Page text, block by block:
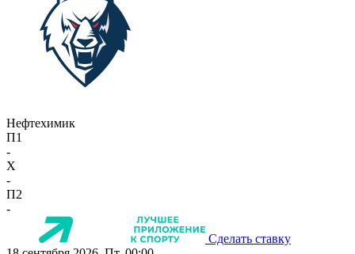
Нефтехимик
П1
-
X
-
П2
-
Сделать ставку